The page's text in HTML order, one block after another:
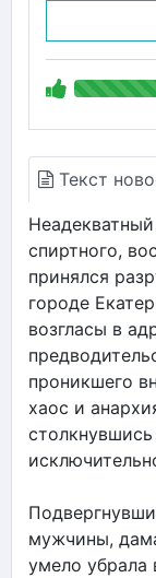
Текст
спиртного,
принялся
городе
возгласы в
проникшего
хаос и
мужчины,
умело убрала